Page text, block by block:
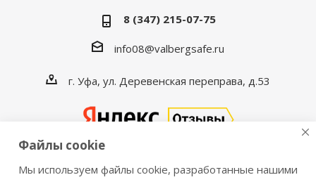
8 (347) 215-07-75
info08@valbergsafe.ru
г. Уфа, ул. Деревенская переправа, д.53
Файлы cookie
Мы используем файлы cookie, разработанные нашими